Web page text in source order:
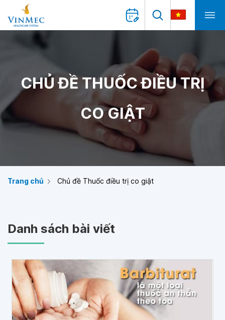
CHỦ ĐỀ THUỐC ĐIỀU TRỊ
CO GIẬT
Trang chủ Chủ đề Thuốc điều trị co giật
Danh sách bài viết